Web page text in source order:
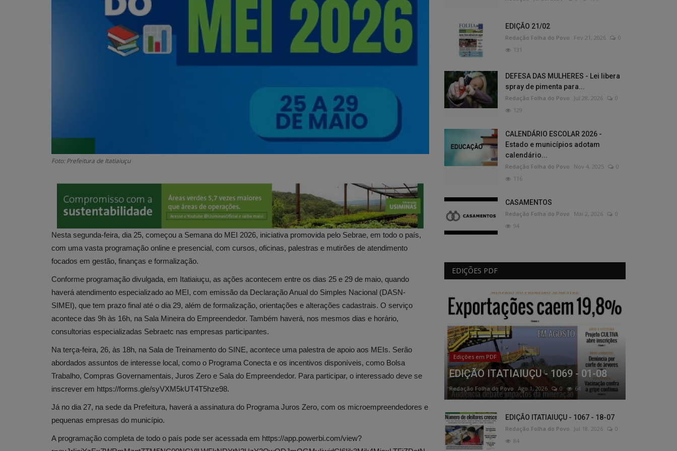
Foto: Prefeitura de Itatiaiuçu
Nesta segunda-feira, dia 25, começou a Semana do MEI 2026, iniciativa promovida pelo Sebrae, em todo o país,
com uma vasta programação online e presencial, com cursos, oficinas, palestras e mutirões de atendimento
focados em gestão, finanças e formalização.
Conforme programação divulgada, em Itatiaiuçu, as ações acontecem entre os dias 25 e 29 de maio, quando
haverá atendimento especializado ao MEI, com emissão da Declaração Anual do Simples Nacional (DASN-
SIMEI), que tem prazo final até o dia 29, além de formalização, orientações e alterações cadastrais. O serviço
acontece das 9h às 16h, na Sala Mineira do Empreendedor. Também haverá, nos mesmos dias e horário,
consultorias especializadas Sebraetc nas empresas participantes.
Na terça-feira, 26, às 18h, na Sala de Treinamento do SINE, acontece uma palestra de apoio aos MEIs. Serão
abordados assuntos de interesse local, como o Programa Conecta e os incentivos disponíveis, como Bolsa
Trabalho, Compras Governamentais, Juros Zero e Sala do Empreendedor. Para participar, o interessado deve se
inscrever em https://forms.gle/syVXM5kUT4T5hze98.
Já no dia 27, na sede da Prefeitura, haverá a assinatura do Programa Juros Zero, com os microempreendedores e
pequenas empresas do município.
A programação completa de todo o país pode ser acessada em https://app.powerbi.com/view?
EDIÇÃO 21/02
Redação Folha do Povo Fev 21, 2026
0
131
DEFESA DAS MULHERES - Lei libera
spray de pimenta para...
Redação Folha do Povo Jul 28, 2026
0
129
CALENDÁRIO ESCOLAR 2026 -
Estado e municípios adotam
calendário...
Redação Folha do Povo Nov 4, 2025
0
116
CASAMENTOS
Redação Folha do Povo Mai 2, 2026
0
94
EDIÇÕES PDF
Edições em PDF
EDIÇÃO ITATIAIUÇU - 1069 - 01-08
Redação Folha do Povo Ago 1, 2026 0 64
EDIÇÃO ITATIAIUÇU - 1067 - 18-07
Redação Folha do Povo Jul 18, 2026
0
84